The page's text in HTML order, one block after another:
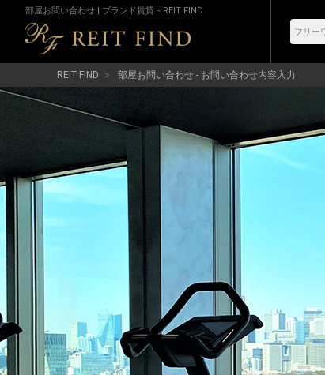
部屋お問い合わせ | ブランド賃貸－REIT FIND
REIT FIND 部屋お問い合わせ - お問い合わせ内容入力